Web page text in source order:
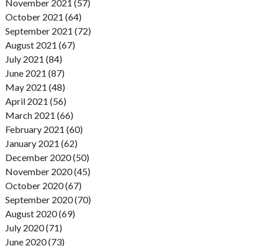
November 2021 (57)
October 2021 (64)
September 2021 (72)
August 2021 (67)
July 2021 (84)
June 2021 (87)
May 2021 (48)
April 2021 (56)
March 2021 (66)
February 2021 (60)
January 2021 (62)
December 2020 (50)
November 2020 (45)
October 2020 (67)
September 2020 (70)
August 2020 (69)
July 2020 (71)
June 2020 (73)